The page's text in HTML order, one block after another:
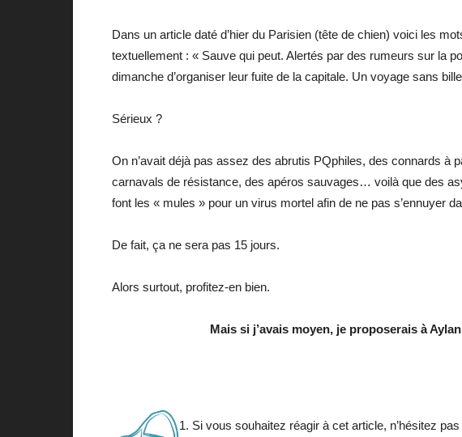
Dans un article daté d’hier du Parisien (tête de chien) voici les
textuellement : « Sauve qui peut. Alertés par des rumeurs sur la
dimanche d’organiser leur fuite de la capitale. Un voyage sans
Sérieux ?
On n’avait déjà pas assez des abrutis PQphiles, des connards à
carnavals de résistance, des apéros sauvages… voilà que des
font les « mules » pour un virus mortel afin de ne pas s’ennuyer
De fait, ça ne sera pas 15 jours.
Alors surtout, profitez-en bien.
Mais si j’avais moyen, je proposerais à
Si vous souhaitez réagir à cet article, n’hésitez pas